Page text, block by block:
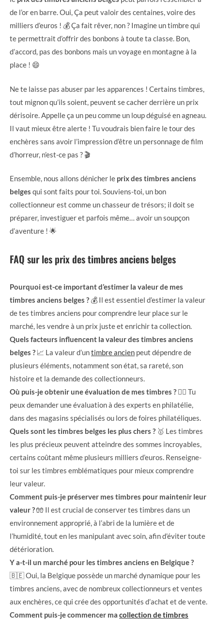
de l’or en barre. Oui, Ça peut valoir des centaines, voire des
milliers d’euros ! 💰 Ça fait rêver, non ? Imagine un timbre qui
te permettrait d’offrir des bonbons à toute ta classe. Bon,
d’accord, pas des bonbons mais un voyage en montagne à la
place ! 😄
Ne te laisse pas abuser par les apparences ! Certains timbres,
tout mignon qu’ils soient, peuvent se cacher derrière un prix
dérisoire. Appelle ça un peu comme un loup déguisé en agneau.
Il vaut mieux être alerte ! Tu voudrais bien faire le tour des
enchères sans avoir l’impression d’être un personnage de film
d’horreur, n’est-ce pas ? 🎬
Ensemble, nous allons dénicher le prix des timbres anciens
belges qui sont faits pour toi. Souviens-toi, un bon
collectionneur est comme un chasseur de trésors; il doit se
préparer, investiguer et parfois même… avoir un soupçon
d’aventure ! 🌟
FAQ sur les prix des timbres anciens belges
Pourquoi est-ce important d’estimer la valeur de mes
timbres anciens belges ? 💰 Il est essentiel d’estimer la valeur
de tes timbres anciens pour comprendre leur place sur le
marché, les vendre à un prix juste et enrichir ta collection.
Quels facteurs influencent la valeur des timbres anciens
belges ? 📈 La valeur d’untimbre ancien peut dépendre de
plusieurs éléments, notamment son état, sa rareté, son
histoire et la demande des collectionneurs.
Où puis-je obtenir une évaluation de mes timbres ? 🕵️‍♂️ Tu
peux demander une évaluation à des experts en philatélie,
dans des magasins spécialisés ou lors de foires philatéliques.
Quels sont les timbres belges les plus chers ? 🥇 Les timbres
les plus précieux peuvent atteindre des sommes incroyables,
certains coûtant même plusieurs milliers d’euros. Renseigne-
toi sur les timbres emblématiques pour mieux comprendre
leur valeur.
Comment puis-je préserver mes timbres pour maintenir leur
valeur ?🧤 Il est crucial de conserver tes timbres dans un
environnement approprié, à l’abri de la lumière et de
l’humidité, tout en les manipulant avec soin, afin d’éviter toute
détérioration.
Y a-t-il un marché pour les timbres anciens en Belgique ?
🇧🇪 Oui, la Belgique possède un marché dynamique pour les
timbres anciens, avec de nombreux collectionneurs et ventes
aux enchères, ce qui crée des opportunités d’achat et de vente.
Comment puis-je commencer ma collection de timbres